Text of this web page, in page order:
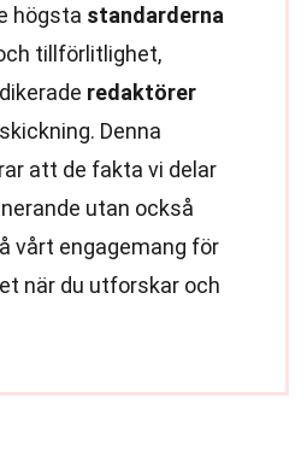
högsta standarderna
tillförlitlighet,
redaktörer
Denna
att de fakta vi delar
utan också
vårt engagemang för
när du utforskar och